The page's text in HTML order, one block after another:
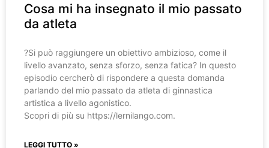
Cosa mi ha insegnato il mio passato
da atleta
?️Si può raggiungere un obiettivo ambizioso, come il
livello avanzato, senza sforzo, senza fatica? In questo
episodio cercherò di rispondere a questa domanda
parlando del mio passato da atleta di ginnastica
artistica a livello agonistico.
Scopri di più su https://lernilango.com.
LEGGI TUTTO »